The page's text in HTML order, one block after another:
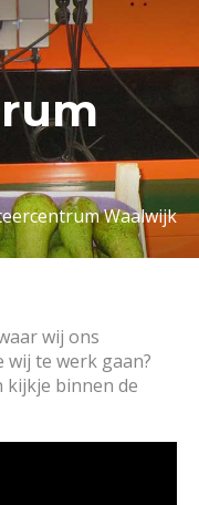
Waalwijk
wij ons
te werk gaan?
kijkje binnen de